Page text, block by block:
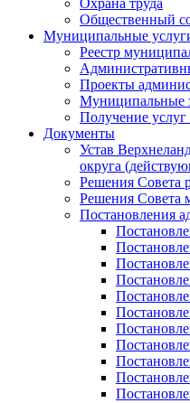
Охрана труда
Общественный
Муниципальные
Реестр
Проекты
Муниципальные
Получение услуг
Документы
Устав
округа
Решения Совета
Решения Совета
Постановления